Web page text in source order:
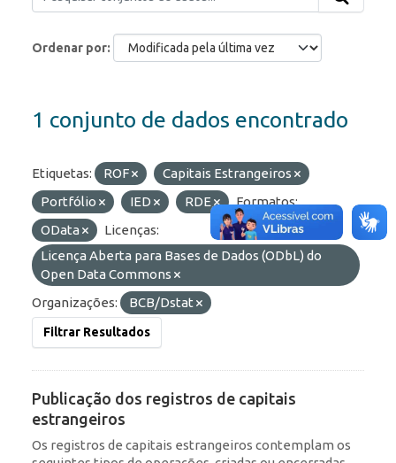
Ordenar por
1 conjunto de dados encontrado
Etiquetas: ROF
Capitais Estrangeiros
Portfólio
IED RDE
Formatos:
OData
Licenças:
Licença Aberta para Bases de Dados (ODbL) do
Open Data Commons
Organizações:
BCB/Dstat
Filtrar Resultados
Publicação dos registros de capitais
estrangeiros
Os registros de capitais estrangeiros contemplam os